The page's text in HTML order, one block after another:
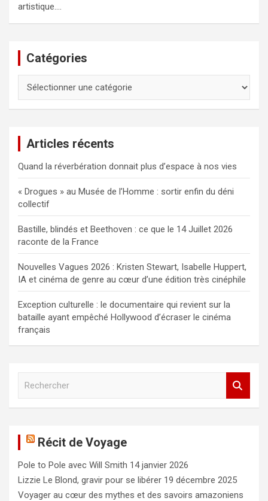
artistique.…
Catégories
Articles récents
Quand la réverbération donnait plus d’espace à nos vies
« Drogues » au Musée de l’Homme : sortir enfin du déni
collectif
Bastille, blindés et Beethoven : ce que le 14 Juillet 2026
raconte de la France
Nouvelles Vagues 2026 : Kristen Stewart, Isabelle Huppert,
IA et cinéma de genre au cœur d’une édition très cinéphile
Exception culturelle : le documentaire qui revient sur la
bataille ayant empêché Hollywood d’écraser le cinéma
français
c
h
e
r
Récit de Voyage
Pole to Pole avec Will Smith 14 janvier 2026
Lizzie Le Blond, gravir pour se libérer 19 décembre 2025
Voyager au cœur des mythes et des savoirs amazoniens